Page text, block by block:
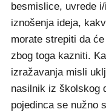
besmislice, uvrede
iznošenja ideja,
morate strepiti da
zbog toga kazniti.
izražavanja misli
nasilnik iz školskog
pojedinca se nužno